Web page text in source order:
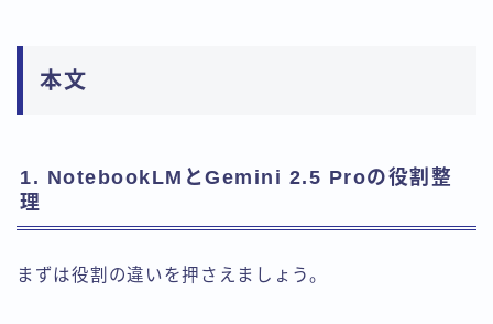
本文
1. NotebookLMとGemini 2.5 Proの役割整
理
まずは役割の違いを押さえましょう。